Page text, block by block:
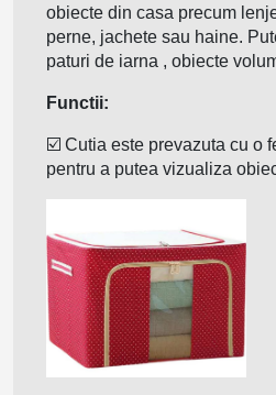
obiecte din casa precum
perne, jachete sau haine.
paturi de iarna , obiecte
Functii:
☑️ Cutia este prevazuta cu o
pentru a putea vizualiza